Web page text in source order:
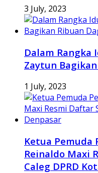
3 July, 2023
Dalam Rangka
Zaytun
1 July, 2023
Ketua Pemuda
Reinaldo Maxi
Caleg DPRD